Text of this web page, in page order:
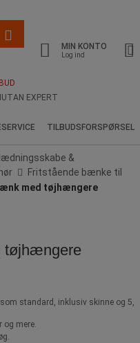
MIN KONTO
Log ind
EXPERT
TILBUDSFORSPØRSEL
&
Fritstående bænke til
med tøjhængere
tøjhængere
standard, inklusiv skinne og 5,
og mere.